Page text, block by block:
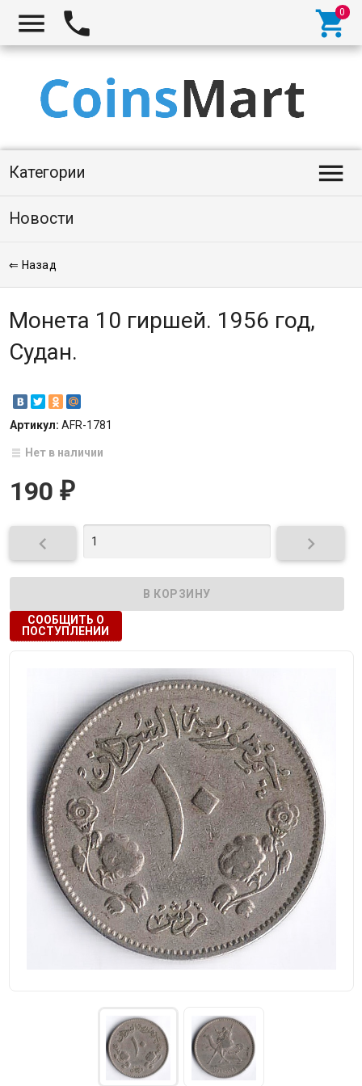
  
Категории 
Новости
⇐ Назад
Монета 10 гиршей. 1956 год,
Судан.
Артикул: AFR-1781
Нет в наличии
190 ₽
 
СООБЩИТЬ О
ПОСТУПЛЕНИИ